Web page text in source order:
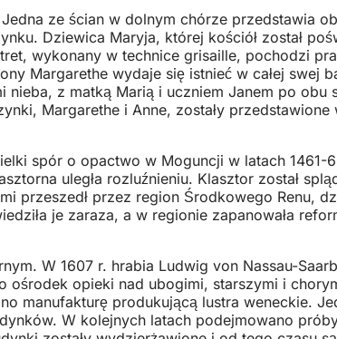
ze ścian w dolnym chórze przedstawia
Dziewica Maryja, której kościół został
wykonany w technice grisaille, pochodzi
Margarethe wydaje się istnieć w całej swej
nieba, z matką Marią i uczniem Janem po
Margarethe i Anne, zostały
spór o opactwo w Moguncji w latach
uległa rozluźnieniu. Klasztor został
przeszedł przez region Środkowego Renu,
je zaraza, a w regionie zapanowała
W 1607 r. hrabia Ludwig von Nassau-
ośrodek opieki nad ubogimi, starszymi i
manufakturę produkującą lustra weneckie.
W kolejnych latach podejmowano